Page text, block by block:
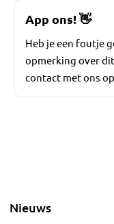
App ons!👋
Heb je een foutje
opmerking over
contact met ons
Nieuws